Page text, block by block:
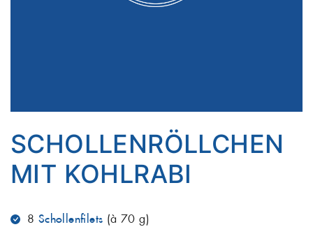
SCHOLLENRÖLLCHEN
MIT KOHLRABI
8 Schollenfilets (à 70 g)